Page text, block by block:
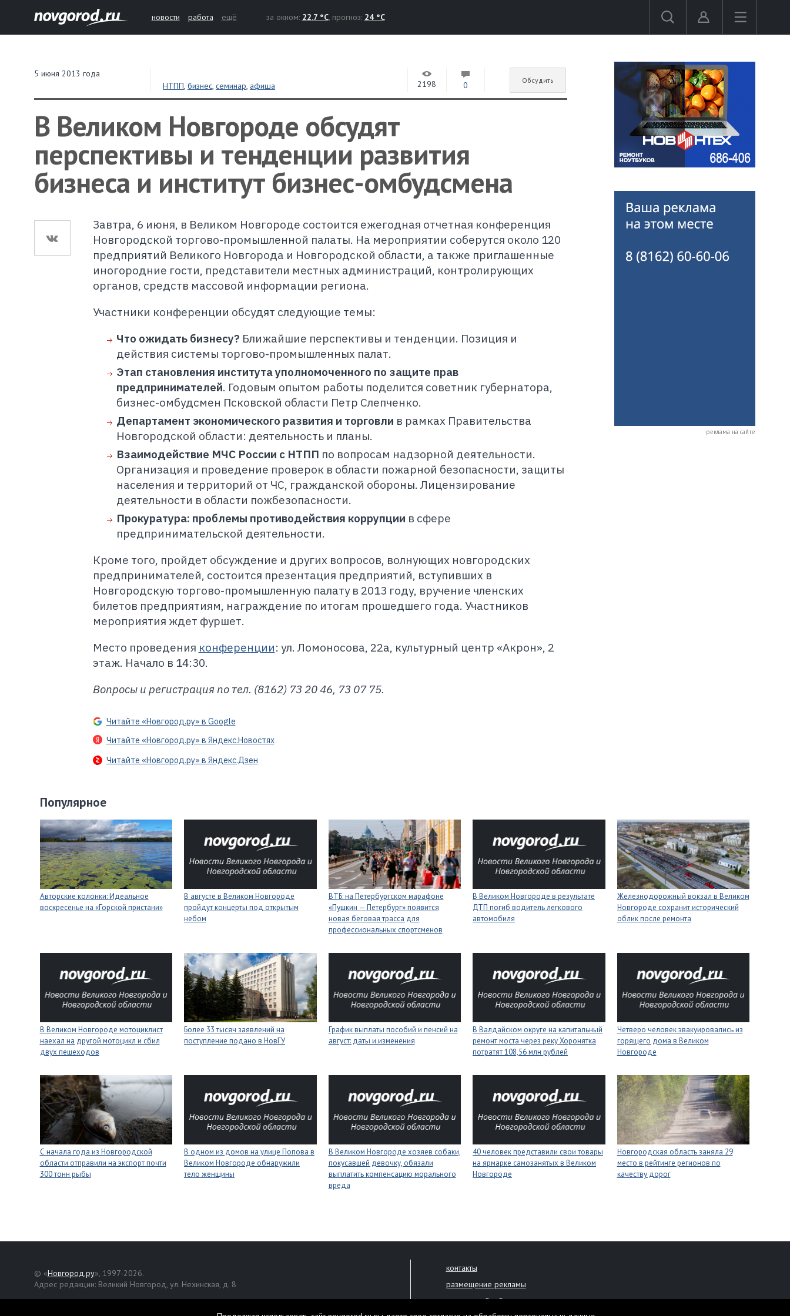
новости работа ещё за окном: 22.7 °C, прогноз: 24 °C
5 июня 2013 года
НТПП,бизнес,семинар, афиша 2198 0 Обсудить
В Великом Новгороде обсудят
перспективы и тенденции развития
бизнеса и институт бизнес-омбудсмена
Завтра, 6 июня, в Великом Новгороде состоится ежегодная отчетная конференция
Новгородской торгово-промышленной палаты. На мероприятии соберутся около 120
предприятий Великого Новгорода и Новгородской области, а также приглашенные
иногородние гости, представители местных администраций, контролирующих
органов, средств массовой информации региона.
Участники конференции обсудят следующие темы:
Что ожидать бизнесу? Ближайшие перспективы и тенденции. Позиция и
действия системы торгово-промышленных палат.
Этап становления института уполномоченного по защите прав
предпринимателей. Годовым опытом работы поделится советник губернатора,
бизнес-омбудсмен Псковской области Петр Слепченко.
Департамент экономического развития и торговли в рамках Правительства
Новгородской области: деятельность и планы.
Взаимодействие МЧС России с НТПП по вопросам надзорной деятельности.
Организация и проведение проверок в области пожарной безопасности, защиты
населения и территорий от ЧС, гражданской обороны. Лицензирование
деятельности в области пожбезопасности.
Прокуратура: проблемы противодействия коррупции в сфере
предпринимательской деятельности.
Кроме того, пройдет обсуждение и других вопросов, волнующих новгородских
предпринимателей, состоится презентация предприятий, вступивших в
Новгородскую торгово-промышленную палату в 2013 году, вручение членских
билетов предприятиям, награждение по итогам прошедшего года. Участников
мероприятия ждет фуршет.
Место проведения конференции: ул. Ломоносова, 22а, культурный центр «Акрон», 2
этаж. Начало в 14:30.
Вопросы и регистрация по тел. (8162) 73 20 46, 73 07 75.
Читайте «Новгород.ру» в Google
Читайте «Новгород.ру» в Яндекс.Новостях
Читайте «Новгород.ру» в Яндекс.Дзен
реклама на сайте
Популярное
Авторские колонки: Идеальное
воскресенье на «Горской пристани»
В августе в Великом Новгороде
пройдут концерты под открытым
небом
ВТБ: на Петербургском марафоне
«Пушкин — Петербург» появится
новая беговая трасса для
профессиональных спортсменов
В Великом Новгороде в результате
ДТП погиб водитель легкового
автомобиля
Железнодорожный вокзал в Великом
Новгороде сохранит исторический
облик после ремонта
В Великом Новгороде мотоциклист
наехал на другой мотоцикл и сбил
двух пешеходов
Более 33 тысяч заявлений на
поступление подано в НовГУ
График выплаты пособий и пенсий на
август: даты и изменения
В Валдайском округе на капитальный
ремонт моста через реку Хоронятка
потратят 108,56 млн рублей
Четверо человек эвакуировались из
горящего дома в Великом
Новгороде
С начала года из Новгородской
области отправили на экспорт почти
300 тонн рыбы
В одном из домов на улице Попова в
Великом Новгороде обнаружили
тело женщины
В Великом Новгороде хозяев собаки,
покусавшей девочку, обязали
выплатить компенсацию морального
вреда
40 человек представили свои товары
на ярмарке самозанятых в Великом
Новгороде
Новгородская область заняла 29
место в рейтинге регионов по
качеству дорог
© «Новгород.ру», 1997-2026.
Адрес редакции: Великий Новгород, ул. Нехинская, д. 8
контакты
размещение рекламы
политика обработки персональных данных